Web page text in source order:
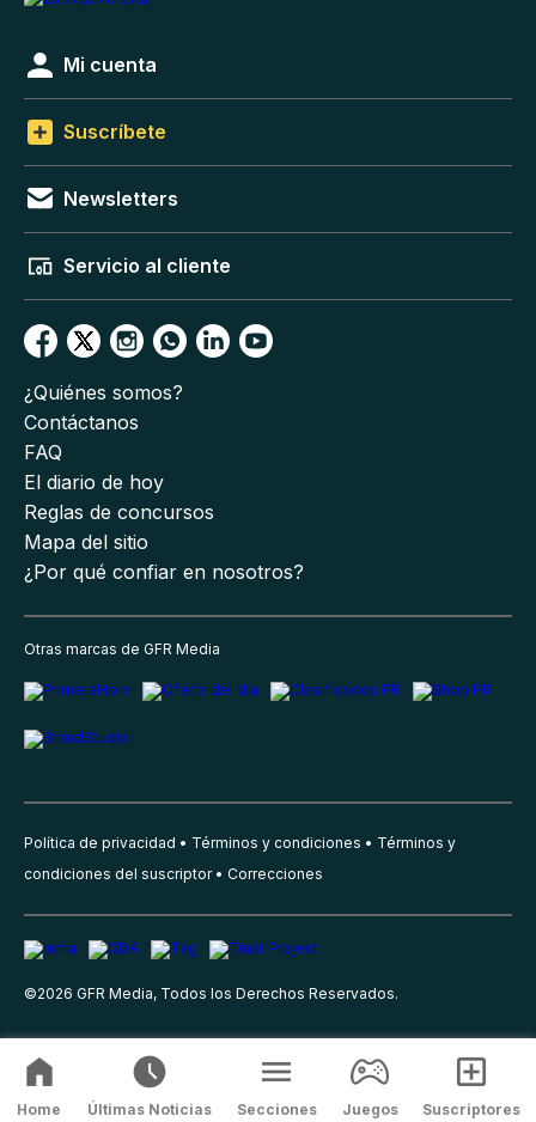
Mi cuenta
Suscríbete
Newsletters
Servicio al cliente
¿Quiénes somos?
Contáctanos
FAQ
El diario de hoy
Reglas de concursos
Mapa del sitio
¿Por qué confiar en nosotros?
Otras marcas de GFR Media
Política de privacidad Términos y condiciones
Términos y
condiciones del suscriptor
Correcciones
©2026 GFR Media, Todos los Derechos Reservados.
Home Últimas Noticias Secciones Juegos Suscriptores